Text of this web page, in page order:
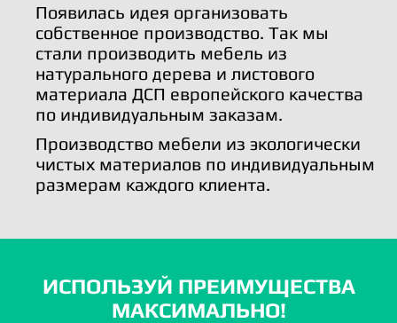
Появилась идея организовать
собственное производство. Так мы
стали производить мебель из
натурального дерева и листового
материала ДСП европейского качества
по индивидуальным заказам.
Производство мебели из экологически
чистых материалов по индивидуальным
размерам каждого клиента.
ИСПОЛЬЗУЙ ПРЕИМУЩЕСТВА
МАКСИМАЛЬНО!